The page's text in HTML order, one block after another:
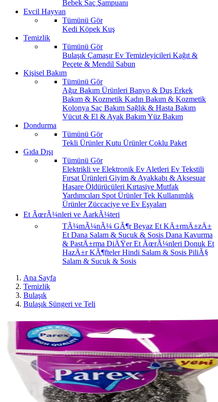
Bebek Saç Şampuanı
Evcil Hayvan
Tümünü Gör
Kedi Köpek Kuş
Temizlik
Tümünü Gör
Bulaşık ÇamaşırEv Temizleyicileri Kağıt &
Peçete & Mendil Sabun
Kişisel Bakım
Tümünü Gör
Ağız Bakım Ürünleri Banyo & Duş Erkek
Bakım & Kozmetik Kadın Bakım & Kozmetik
Kolonya Saç Bakım Sağlık & Hasta Bakım
Vücut & El & Ayak BakımYüz Bakım
Dondurma
Tümünü Gör
Tekli ÜrünlerKutu ÜrünlerÇoklu Paket
Gıda Dışı
Tümünü Gör
Elektrikli ve Elektronik Ev Aletleri Ev Tekstili
Fırsat Ürünleri Giyim & Ayakkabı & Aksesuar
Haşare Öldürücüleri Kırtasiye Mutfak
Yardımcıları Spot ÜrünlerTek Kullanımlık
Ürünler Züccaciye ve Ev Eşyaları
Et ÃœrÃ¼nleri ve ÅarkÃ¼teri
TÃ¼mÃ¼nÃ¼ GÃ¶rBeyaz Et KÄ±rmÄ±zÄ±
Et Dana Salam & Sucuk & Sosis Dana Kavurma
& PastÄ±rma DiÄŸer Et ÃœrÃ¼nleri Donuk Et
HazÄ±r KÃ¶ftelerHindi Salam & Sosis PiliÃ§
Salam & Sucuk & Sosis
Ana Sayfa
Temizlik
Bulaşık
Bulaşık Süngeri ve Teli